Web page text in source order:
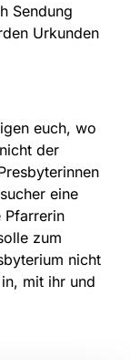
Sendung
Urkunden
euch, wo
der
eine
Pfarrerin
zum
nicht
mit ihr und